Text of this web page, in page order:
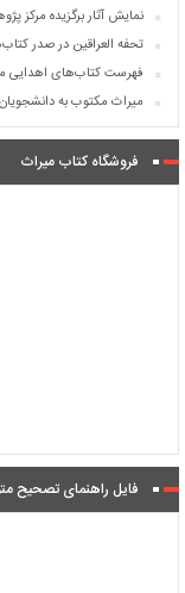
نمایش آثار برگزیده مرکز
تحفه العراقین در صدر
فهرست کتاب‌های اهدایی
میراث مکتوب به
فروشگاه کتاب میراث
فایل راهنمای تصحیح